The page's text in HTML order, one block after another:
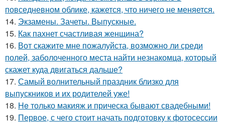
повседневном облике, кажется, что ничего не меняется.
14. Экзамены. Зачеты. Выпускные.
15. Как пахнет счастливая женщина?
16. Вот скажите мне пожалуйста, возможно ли среди
полей, заболоченного места найти незнакомца, который
скажет куда двигаться дальше?
17. Самый волнительный праздник близко для
выпускников и их родителей уже!
18. He только макияж и прическа бывают свадебными!
19. Первое, с чего стоит начать подготовку к фотосессии